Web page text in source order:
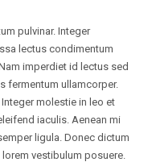
pulvinar. Integer
lectus condimentum
imperdiet id lectus sed
fermentum ullamcorper.
molestie in leo et
iaculis. Aenean mi
ligula. Donec dictum
vestibulum posuere.